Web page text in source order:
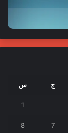
ج س
1
7
8